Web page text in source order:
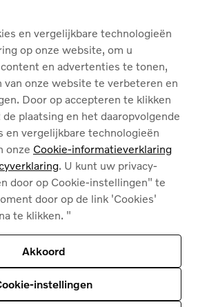
Nederlands Français
Cookies
Privacybeleid
Juridische info
Ons assortiment
reCAPTCHA en
het privacybeleid van Google
zijn van toepassing
(of zijn dochterondernemingen of licentiegevers).
en vergelijkbare technologieën
op onze website, om u
en advertenties te tonen,
onze website te verbeteren en
Door op accepteren te klikken
plaatsing en het daaropvolgende
en vergelijkbare technologieën
onze Cookie-informatieverklaring
. U kunt uw privacy-
door op Cookie-instellingen" te
door op de link 'Cookies'
te klikken. "
Akkoord
instellingen